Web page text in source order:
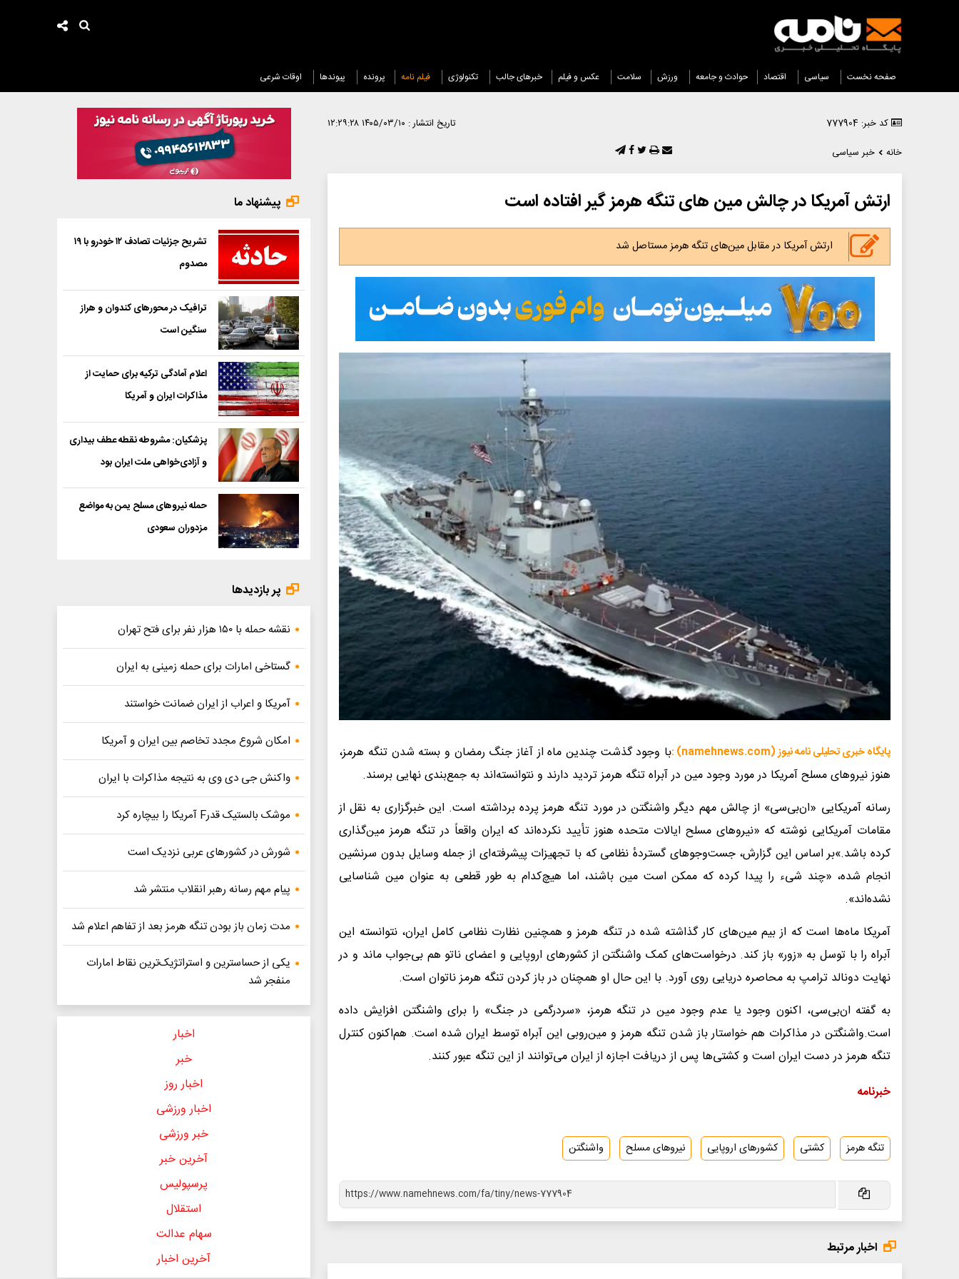
صفحه نخست سیاسی اقتصاد حوادث و جامعه ورزش سلامت عکس و فیلم خبرهای جالب تکنولوژی فیلم نامه پرونده پیوندها اوقات شرعی
کد خبر: 777904 تاریخ انتشار : ۱۴۰۵/۰۳/۱۰ ۱۲:۲۹:۲۸
خانه
خبر سیاسی
ارتش آمریکا در چالش مین های تنگه هرمز گیر افتاده است
ارتش آمریکا در مقابل مین‌های تنگه هرمز مستاصل شد
پایگاه خبری تحلیلی نامه نیوز (namehnews.com) :
با وجود گذشت چندین ماه از آغاز جنگ رمضان و بسته شدن تنگه هرمز،
هنوز نیروهای مسلح آمریکا در مورد وجود مین در آبراه تنگه هرمز تردید دارند و نتوانسته‌اند به جمع‌بندی نهایی برسند.
رسانه آمریکایی «ان‌بی‌سی» از چالش مهم دیگر واشنگتن در مورد تنگه هرمز پرده برداشته است. این خبرگزاری به نقل از
مقامات آمریکایی نوشته که «نیروهای مسلح ایالات متحده هنوز تأیید نکرده‌اند که ایران واقعاً در تنگه هرمز مین‌گذاری
کرده باشد.»بر اساس این گزارش، جست‌وجوهای گستردهٔ نظامی که با تجهیزات پیشرفته‌ای از جمله وسایل بدون سرنشین
انجام شده، «چند شیء را پیدا کرده که ممکن است مین باشند، اما هیچ‌کدام به طور قطعی به عنوان مین شناسایی
نشده‌اند».
آمریکا ماه‌ها است که از بیم مین‌های کار گذاشته شده در تنگه هرمز و همچنین نظارت نظامی کامل ایران، نتوانسته این
آبراه را با توسل به «زور» باز کند. درخواست‌های کمک واشنگتن از کشورهای اروپایی و اعضای ناتو هم بی‌جواب ماند و در
نهایت دونالد ترامپ به محاصره دریایی روی آورد. با این حال او همچنان در باز کردن تنگه هرمز ناتوان است.
به گفته ان‌بی‌سی، اکنون وجود یا عدم وجود مین در تنگه هرمز، «سردرگمی در جنگ» را برای واشنگتن افزایش داده
است.واشنگتن در مذاکرات هم خواستار باز شدن تنگه هرمز و مین‌روبی این آبراه توسط ایران شده است. هم‌اکنون کنترل
تنگه هرمز در دست ایران است و کشتی‌ها پس از دریافت اجازه از ایران می‌توانند از این تنگه عبور کنند.
خبرنامه
تنگه هرمز کشتی کشورهای اروپایی نیروهای مسلح واشنگتن
اخبار مرتبط
پیشنهاد ما
تشریح جزئیات تصادف ۱۲ خودرو با ۱۹
مصدوم
ترافیک در محورهای کندوان و هراز
سنگین است
اعلام آمادگی ترکیه برای حمایت از
مذاکرات ایران و آمریکا
پزشکیان: مشروطه نقطه عطف بیداری
و آزادی‌خواهی ملت ایران بود
حمله نیروهای مسلح یمن به مواضع
مزدوران سعودی
پر بازدیدها
نقشه حمله با ۱۵۰ هزار نفر برای فتح تهران
گستاخی امارات برای حمله زمینی به ایران
آمریکا و اعراب از ایران ضمانت خواستند
امکان شروع مجدد تخاصم‌ بین ایران و آمریکا
واکنش جی دی وی به نتیجه مذاکرات با ایران
موشک بالستیک قدرF آمریکا را بیچاره کرد
شورش در کشورهای عربی نزدیک است
پیام مهم رسانه رهبر انقلاب منتشر شد
مدت زمان باز بودن تنگه هرمز بعد از تفاهم اعلام شد
یکی از حساسترین و استراتژیک‌ترین نقاط امارات
منفجر شد
اخبار
خبر
اخبار روز
اخبار ورزشی
خبر ورزشی
آخرین خبر
پرسپولیس
استقلال
سهام عدالت
آخرین اخبار